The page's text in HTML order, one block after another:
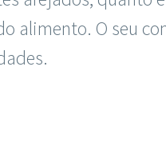
alimento. O seu